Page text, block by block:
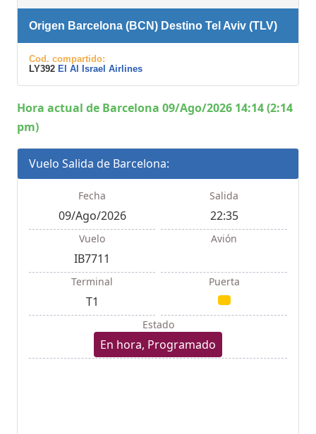
Origen Barcelona (BCN) Destino Tel Aviv (TLV)
Cod. compartido:
LY392 El Al Israel Airlines
Hora actual de Barcelona 09/Ago/2026 14:14 (2:14
pm)
Vuelo Salida de Barcelona:
Fecha
09/Ago/2026
Salida
22:35
Vuelo
IB7711
Avión
Terminal
T1
Puerta
Estado
En hora, Programado